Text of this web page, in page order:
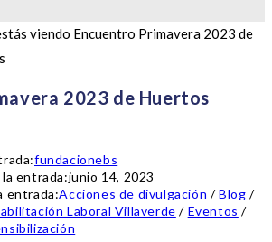
2023 de Huertos
fundacionebs
entrada:junio 14, 2023
entrada:Acciones de divulgación / Blog /
Laboral Villaverde / Eventos /